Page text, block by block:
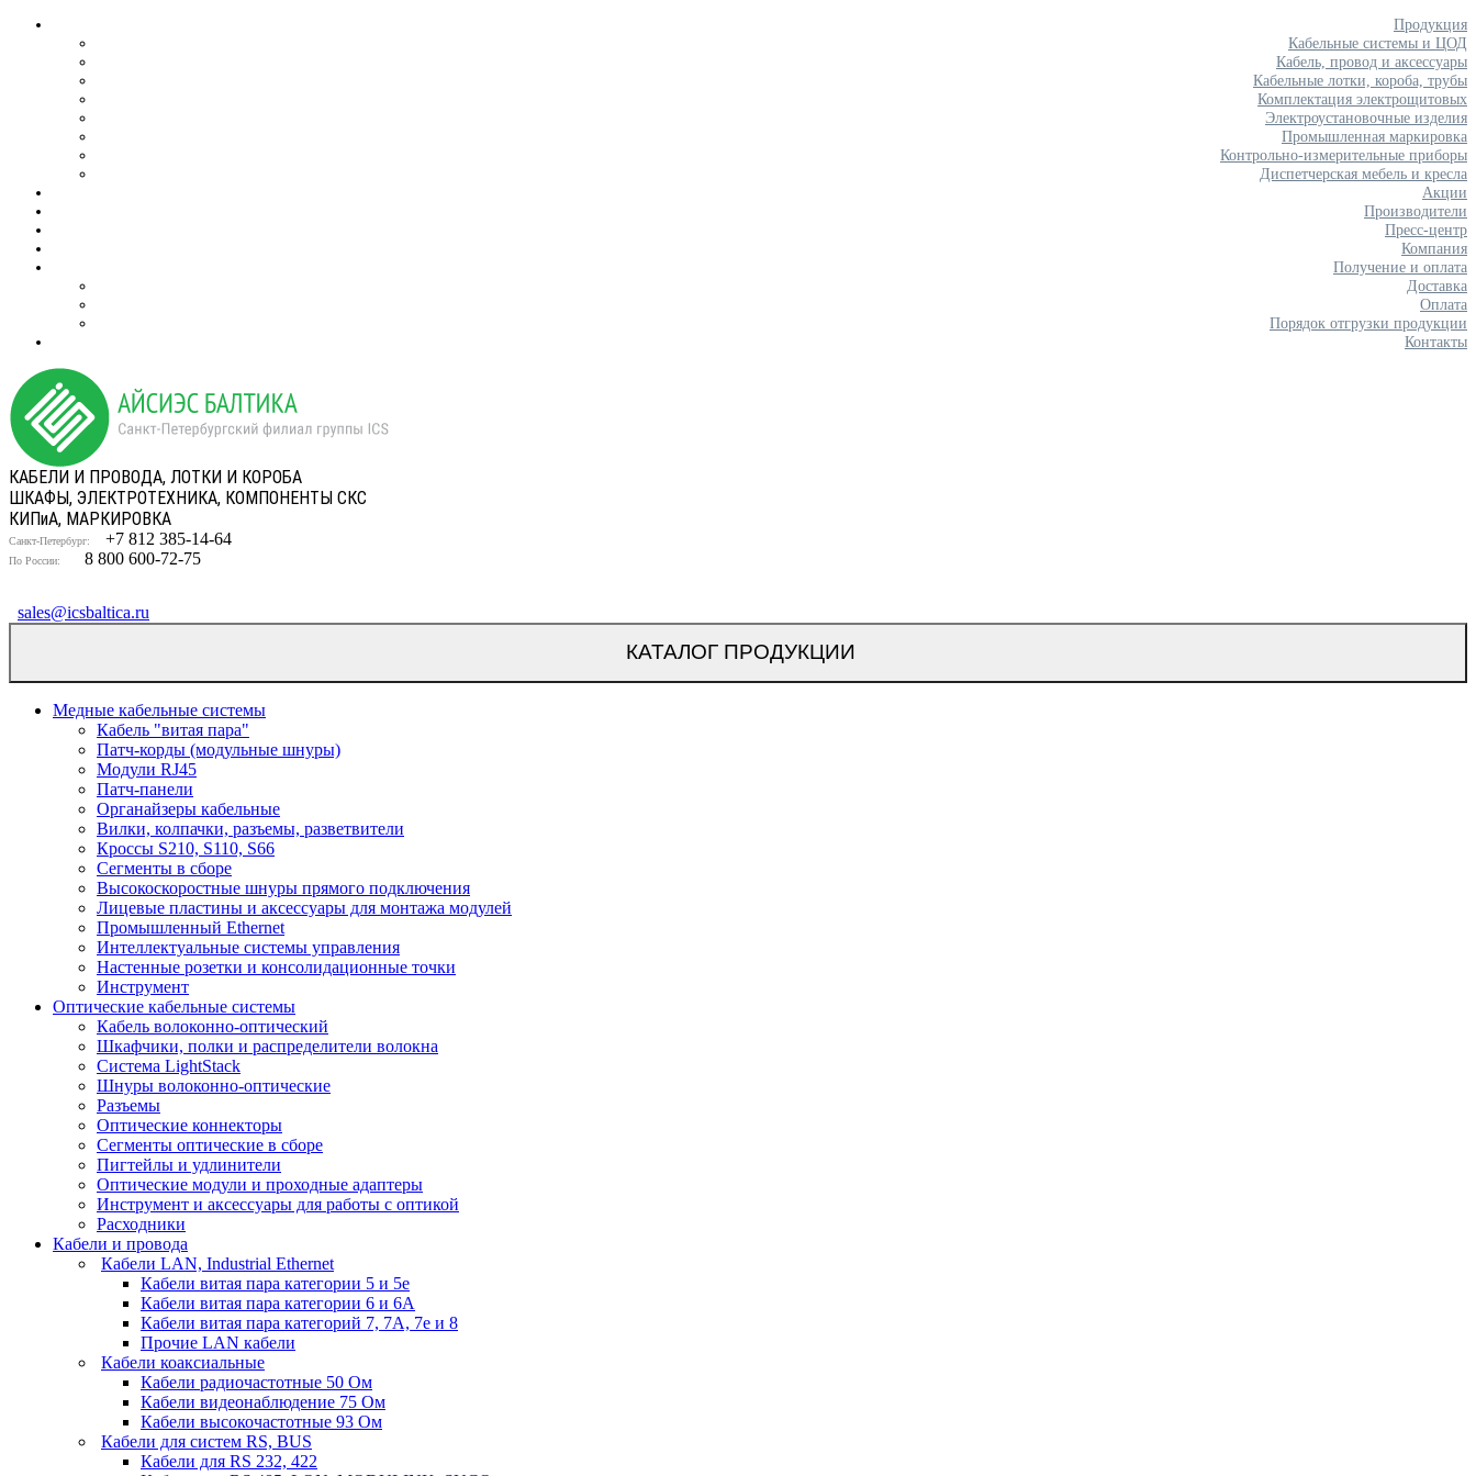
Продукция
Кабельные системы и ЦОД
Кабель, провод и аксессуары
Кабельные лотки, короба, трубы
Комплектация электрощитовых
Электроустановочные изделия
Промышленная маркировка
Контрольно-измерительные приборы
Диспетчерская мебель и кресла
Акции
Производители
Пресс-центр
Компания
Получение и оплата
Доставка
Оплата
Порядок отгрузки продукции
Контакты
КАБЕЛИ И ПРОВОДА, ЛОТКИ И КОРОБА
ШКАФЫ, ЭЛЕКТРОТЕХНИКА, КОМПОНЕНТЫ СКС
КИПиА, МАРКИРОВКА
Санкт-Петербург: +7 812 385-14-64
По России: 8 800 600-72-75
sales@icsbaltica.ru
КАТАЛОГ ПРОДУКЦИИ
Медные кабельные системы
Кабель "витая пара"
Патч-корды (модульные шнуры)
Модули RJ45
Патч-панели
Органайзеры кабельные
Вилки, колпачки, разъемы, разветвители
Кроссы S210, S110, S66
Сегменты в сборе
Высокоскоростные шнуры прямого подключения
Лицевые пластины и аксессуары для монтажа модулей
Промышленный Ethernet
Интеллектуальные системы управления
Настенные розетки и консолидационные точки
Инструмент
Оптические кабельные системы
Кабель волоконно-оптический
Шкафчики, полки и распределители волокна
Система LightStack
Шнуры волоконно-оптические
Разъемы
Оптические коннекторы
Сегменты оптические в сборе
Пигтейлы и удлинители
Оптические модули и проходные адаптеры
Инструмент и аксессуары для работы с оптикой
Расходники
Кабели и провода
Кабели LAN, Industrial Ethernet
Кабели витая пара категории 5 и 5е
Кабели витая пара категории 6 и 6A
Кабели витая пара категорий 7, 7А, 7е и 8
Прочие LAN кабели
Кабели коаксиальные
Кабели радиочастотные 50 Ом
Кабели видеонаблюдение 75 Ом
Кабели высокочастотные 93 Ом
Кабели для систем RS, BUS
Кабели для RS 232, 422